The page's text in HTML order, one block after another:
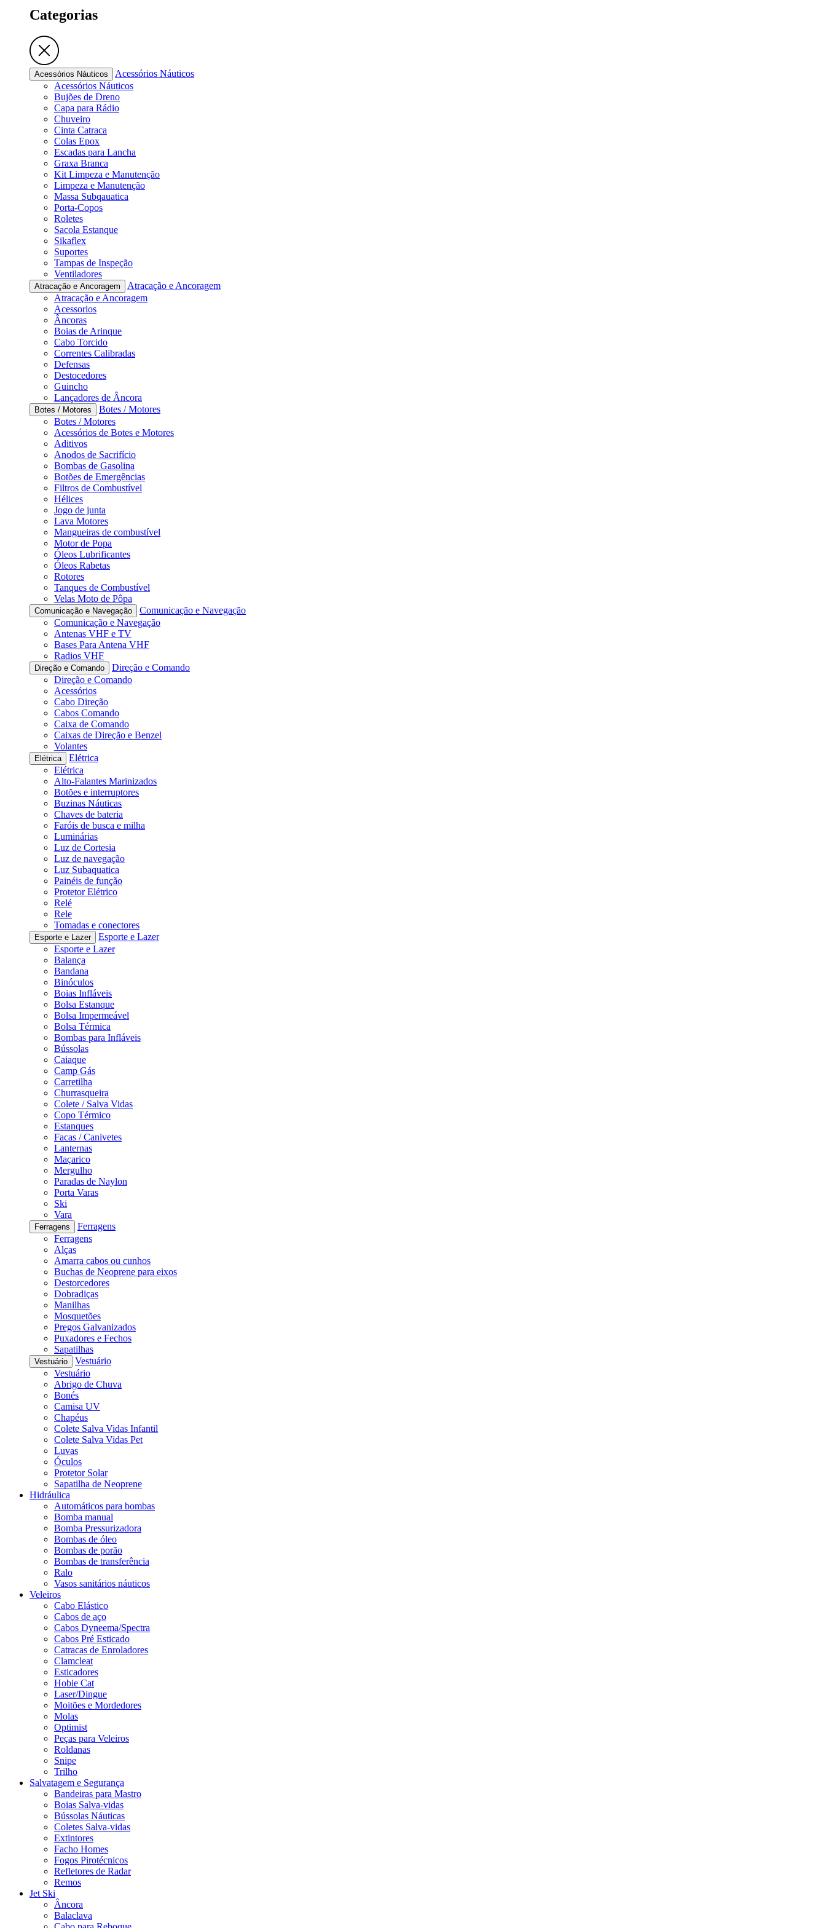
Categorias
Acessórios Náuticos
Acessórios Náuticos
Acessórios Náuticos
Bujões de Dreno
Capa para Rádio
Chuveiro
Cinta Catraca
Colas Epox
Escadas para Lancha
Graxa Branca
Kit Limpeza e Manutenção
Limpeza e Manutenção
Massa Subqauatica
Porta-Copos
Roletes
Sacola Estanque
Sikaflex
Suportes
Tampas de Inspeção
Ventiladores
Atracação e Ancoragem
Atracação e Ancoragem
Atracação e Ancoragem
Acessorios
Âncoras
Boias de Arinque
Cabo Torcido
Correntes Calibradas
Defensas
Destocedores
Guincho
Lançadores de Âncora
Botes / Motores
Botes / Motores
Botes / Motores
Acessórios de Botes e Motores
Aditivos
Anodos de Sacrifício
Bombas de Gasolina
Botões de Emergências
Filtros de Combustível
Hélices
Jogo de junta
Lava Motores
Mangueiras de combustível
Motor de Popa
Óleos Lubrificantes
Óleos Rabetas
Rotores
Tanques de Combustível
Velas Moto de Pôpa
Comunicação e Navegação
Comunicação e Navegação
Comunicação e Navegação
Antenas VHF e TV
Bases Para Antena VHF
Radios VHF
Direção e Comando
Direção e Comando
Direção e Comando
Acessórios
Cabo Direção
Cabos Comando
Caixa de Comando
Caixas de Direção e Benzel
Volantes
Elétrica
Elétrica
Elétrica
Alto-Falantes Marinizados
Botões e interruptores
Buzinas Náuticas
Chaves de bateria
Faróis de busca e milha
Luminárias
Luz de Cortesia
Luz de navegação
Luz Subaquatica
Painéis de função
Protetor Elétrico
Relé
Rele
Tomadas e conectores
Esporte e Lazer
Esporte e Lazer
Esporte e Lazer
Balança
Bandana
Binóculos
Boias Infláveis
Bolsa Estanque
Bolsa Impermeável
Bolsa Térmica
Bombas para Infláveis
Bússolas
Caiaque
Camp Gás
Carretilha
Churrasqueira
Colete / Salva Vidas
Copo Térmico
Estanques
Facas / Canivetes
Lanternas
Maçarico
Mergulho
Paradas de Naylon
Porta Varas
Ski
Vara
Ferragens
Ferragens
Ferragens
Alças
Amarra cabos ou cunhos
Buchas de Neoprene para eixos
Destorcedores
Dobradiças
Manilhas
Mosquetões
Pregos Galvanizados
Puxadores e Fechos
Sapatilhas
Vestuário
Vestuário
Vestuário
Abrigo de Chuva
Bonés
Camisa UV
Chapéus
Colete Salva Vidas Infantil
Colete Salva Vidas Pet
Luvas
Óculos
Protetor Solar
Sapatilha de Neoprene
Hidráulica
Automáticos para bombas
Bomba manual
Bomba Pressurizadora
Bombas de óleo
Bombas de porão
Bombas de transferência
Ralo
Vasos sanitários náuticos
Veleiros
Cabo Elástico
Cabos de aço
Cabos Dyneema/Spectra
Cabos Pré Esticado
Catracas de Enroladores
Clamcleat
Esticadores
Hobie Cat
Laser/Dingue
Moitões e Mordedores
Molas
Optimist
Peças para Veleiros
Roldanas
Snipe
Trilho
Salvatagem e Segurança
Bandeiras para Mastro
Boias Salva-vidas
Bússolas Náuticas
Coletes Salva-vidas
Extintores
Facho Homes
Fogos Pirotécnicos
Refletores de Radar
Remos
Jet Ski
Âncora
Balaclava